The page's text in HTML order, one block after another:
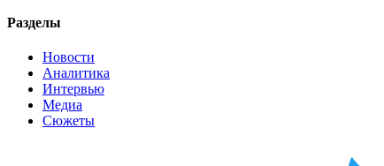
Разделы
Новости
Аналитика
Интервью
Медиа
Сюжеты